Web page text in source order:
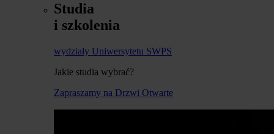
Studia
i szkolenia
wydziały Uniwersytetu SWPS
Jakie studia wybrać?
Zapraszamy na Drzwi Otwarte